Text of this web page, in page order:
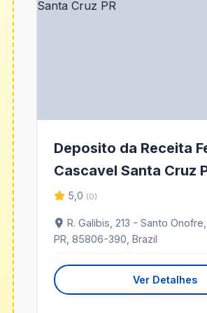
Deposito da Receita
Cascavel Santa Cruz
5,0 (0)
R. Galibis, 213 - Santo
PR, 85806-390, Brazil
Ver Detalhes